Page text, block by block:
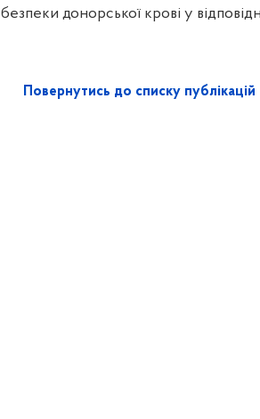
безпеки донорської крові у
Повернутись до списку публікацій